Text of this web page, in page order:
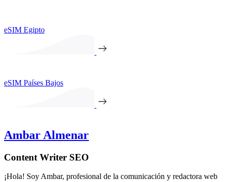
eSIM Egipto
eSIM Países Bajos
Ambar Almenar
Content Writer SEO
¡Hola! Soy Ambar, profesional de la comunicación y redactora web